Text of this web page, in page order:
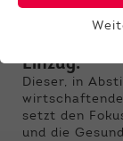
Einzug.
Dieser, in
setzt den
und die
Funktionen
funktioniert.